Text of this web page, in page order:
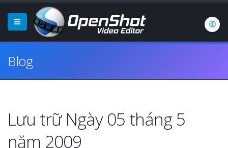
Blog
Lưu trữ Ngày 05 tháng 5
năm 2009